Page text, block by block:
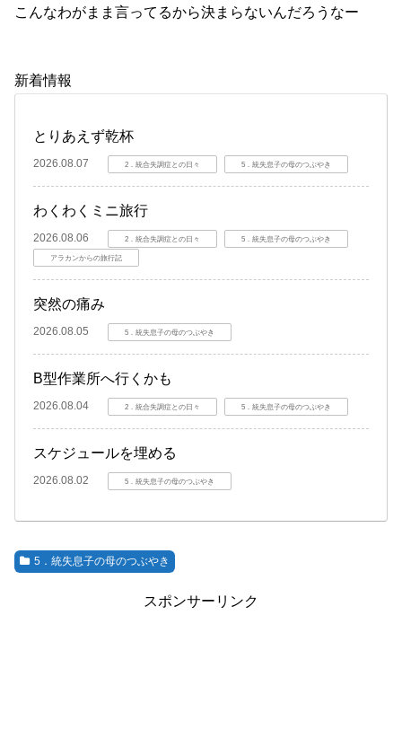
こんなわがまま言ってるから決まらないんだろうなー
新着情報
とりあえず乾杯
2026.08.07 2．統合失調症との日々 5．統失息子の母のつぶやき
わくわくミニ旅行
2026.08.06 2．統合失調症との日々 5．統失息子の母のつぶやき
アラカンからの旅行記
突然の痛み
2026.08.05 5．統失息子の母のつぶやき
B型作業所へ行くかも
2026.08.04 2．統合失調症との日々 5．統失息子の母のつぶやき
スケジュールを埋める
2026.08.02 5．統失息子の母のつぶやき
5．統失息子の母のつぶやき
スポンサーリンク